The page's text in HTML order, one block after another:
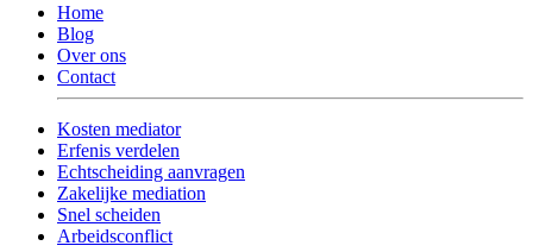
Home
Blog
Over ons
Contact
Kosten mediator
Erfenis verdelen
Echtscheiding aanvragen
Zakelijke mediation
Snel scheiden
Arbeidsconflict